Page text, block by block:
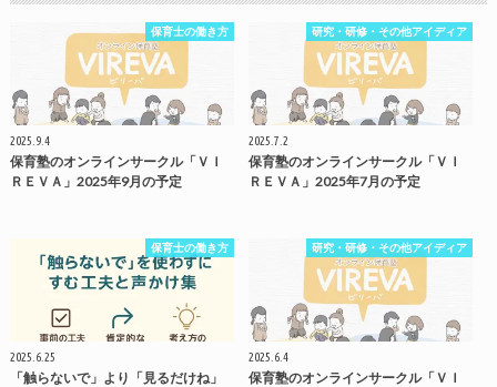
保育士の働き方
2025.9.4
保育塾のオンラインサークル「ＶＩ
ＲＥＶＡ」2025年9月の予定
研究・研修・その他アイディア
2025.7.2
保育塾のオンラインサークル「ＶＩ
ＲＥＶＡ」2025年7月の予定
保育士の働き方
2025.6.25
「触らないで」より「見るだけね」
研究・研修・その他アイディア
2025.6.4
保育塾のオンラインサークル「ＶＩ